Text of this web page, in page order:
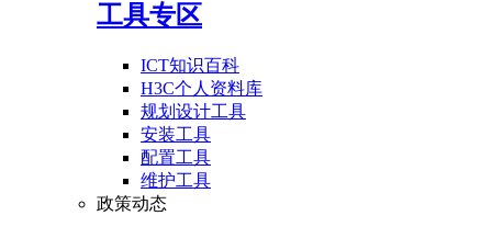
工具专区
ICT知识百科
H3C个人资料库
规划设计工具
安装工具
配置工具
维护工具
政策动态